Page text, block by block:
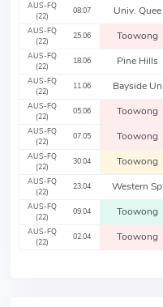
AUS-FQ
(22)
08.07 Univ. Quee
AUS-FQ
(22)
25.06 Toowong
AUS-FQ
(22)
18.06 Pine Hills
AUS-FQ
(22)
11.06 Bayside Un
AUS-FQ
(22)
05.06 Toowong
AUS-FQ
(22)
07.05 Toowong
AUS-FQ
(22)
30.04 Toowong
AUS-FQ
(22)
23.04 Western Sp
AUS-FQ
(22)
09.04 Toowong
AUS-FQ
(22)
02.04 Toowong